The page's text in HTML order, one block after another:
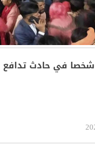
مقتل 18 شخصا في حادث